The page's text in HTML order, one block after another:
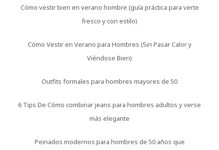
Cómo vestir bien en verano hombre (guía práctica para verte
fresco y con estilo)
Cómo Vestir en Verano para Hombres (Sin Pasar Calor y
Viéndose Bien)
Outfits formales para hombres mayores de 50
6 Tips De Cómo combinar jeans para hombres adultos y verse
más elegante
Peinados modernos para hombres de 50 años que